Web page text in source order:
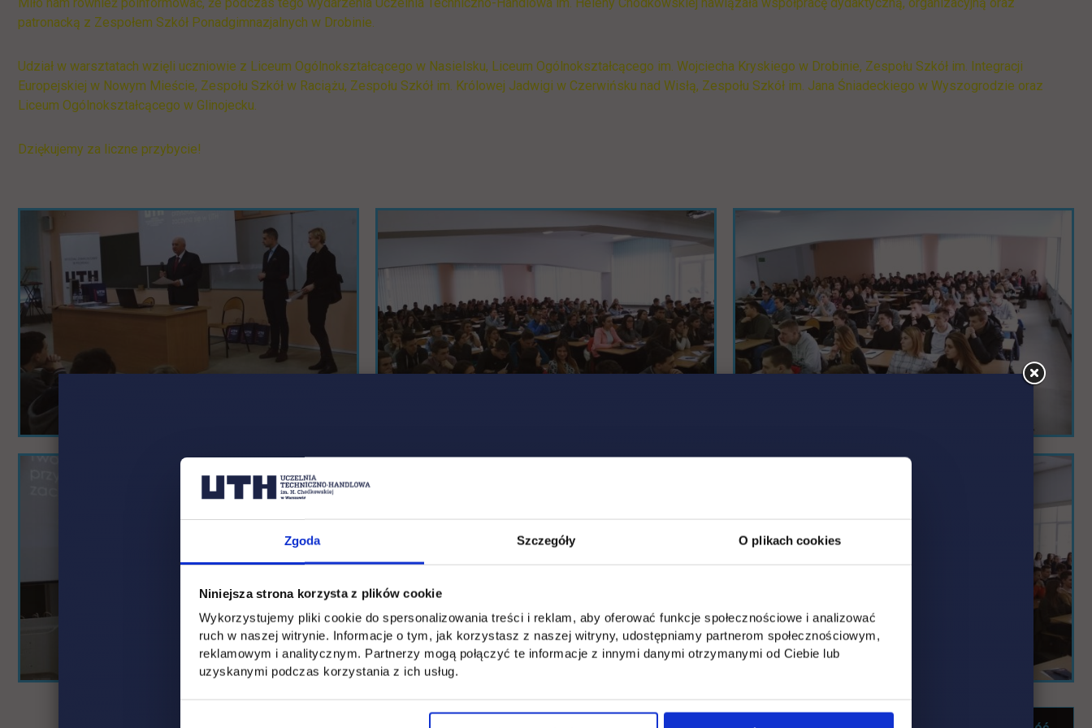
Zgoda Szczegóły O plikach cookies
Niniejsza strona korzysta z plików cookie
Wykorzystujemy pliki cookie do spersonalizowania treści i reklam, aby oferować funkcje społecznościowe i analizować
ruch w naszej witrynie. Informacje o tym, jak korzystasz z naszej witryny, udostępniamy partnerom społecznościowym,
reklamowym i analitycznym. Partnerzy mogą połączyć te informacje z innymi danymi otrzymanymi od Ciebie lub
uzyskanymi podczas korzystania z ich usług.
patronacką z Zespołem Szkół Ponadgimnazjalnych w Drobinie.
Udział w warsztatach wzięli uczniowie z Liceum Ogólnokształcącego w Nasielsku, Liceum Ogólnokształcącego im. Wojciecha Kryskiego w Drobinie, Zespołu Szkół im. Integracji
Europejskiej w Nowym Mieście, Zespołu Szkół w Raciążu, Zespołu Szkół im. Królowej Jadwigi w Czerwińsku nad Wisłą, Zespołu Szkół im. Jana Śniadeckiego w Wyszogrodzie oraz
Liceum Ogólnokształcącego w Glinojecku.
Dziękujemy za liczne przybycie!
Pomiń
galerię